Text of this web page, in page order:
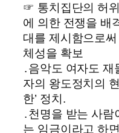
☞ 통치집단의 허
에 의한 전쟁을 배
대를 제시함으로
체성을 확보
․음악도 여자도
자의 왕도정치의
한’ 정치.
․천명을 받는 사
는 임금이라고 하